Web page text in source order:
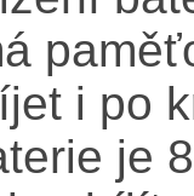
i po
je